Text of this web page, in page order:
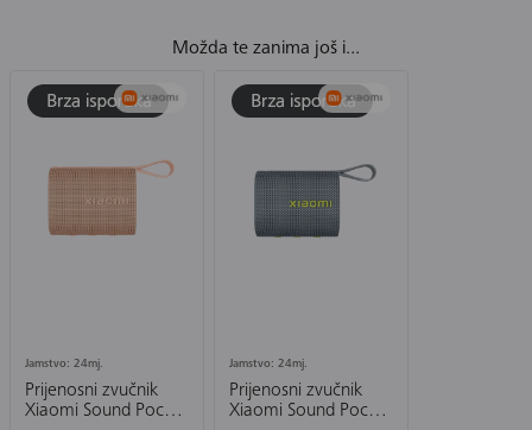
Možda te zanima još i...
Jamstvo: 24mj.
Prijenosni zvučnik
Xiaomi Sound Pocket
Jamstvo: 24mj.
Prijenosni zvučnik
Xiaomi Sound Pocket